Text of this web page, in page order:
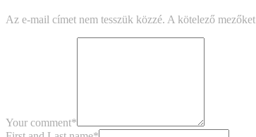
Az e-mail címet nem tesszük közzé. A kötelező mezőket
Your comment*